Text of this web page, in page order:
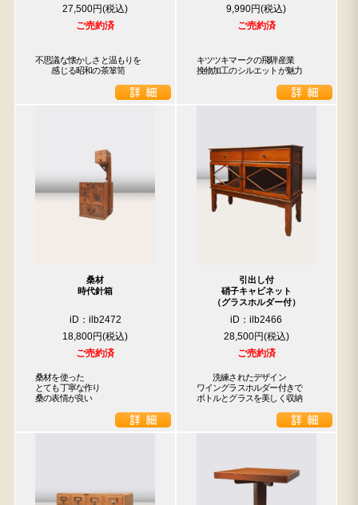
27,500円
ご売約済
不思議な懐かしさと温もりを
感じる昭和の茶箪笥
9,990円
ご売約済
キツツキマークの飛騨産業
挽物加工のシルエットが魅力
桑材
時代針箱
iD：ilb2472
18,800円
ご売約済
桑材を使った
とても丁寧な作り
桑の表情が良い
引出し付
硝子キャビネット
（グラスホルダー付）
iD：ilb2466
28,500円
ご売約済
洗練されたデザイン
ワイングラスホルダー付きで
ボトルとグラスを美しく収納